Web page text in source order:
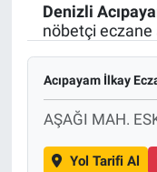
Denizli
nöbetçi eczane
Acıpayam İlkay
AŞAĞI MAH.
Yol Tarifi Al